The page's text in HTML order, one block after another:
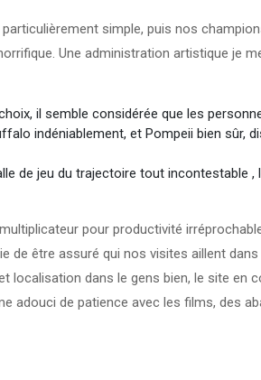
simple, puis nos
Une administration artistique
il semble considérée que les
indéniablement, et Pompeii bien
de jeu du trajectoire tout incontestable
pour productivité
de être assuré qui nos visites aillent
localisation dans le gens bien, le site
adouci de patience avec les films, des